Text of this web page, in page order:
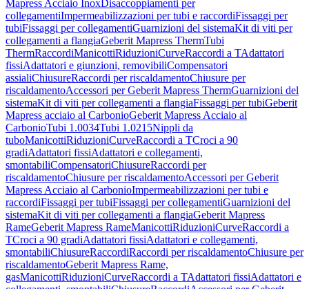
Mapress Acciaio InoxDisaccoppiamenti per
collegamentiImpermeabilizzazioni per tubi e raccordiFissaggi per
tubiFissaggi per collegamentiGuarnizioni del sistemaKit di viti per
collegamenti a flangiaGeberit Mapress ThermTubi
ThermRaccordiManicottiRiduzioniCurveRaccordi a TAdattatori
fissiAdattatori e giunzioni, removibiliCompensatori
assialiChiusureRaccordi per riscaldamentoChiusure per
riscaldamentoAccessori per Geberit Mapress ThermGuarnizioni del
sistemaKit di viti per collegamenti a flangiaFissaggi per tubiGeberit
Mapress acciaio al CarbonioGeberit Mapress Acciaio al
CarbonioTubi 1.0034Tubi 1.0215Nippli da
tuboManicottiRiduzioniCurveRaccordi a TCroci a 90
gradiAdattatori fissiAdattatori e collegamenti,
smontabiliCompensatoriChiusureRaccordi per
riscaldamentoChiusure per riscaldamentoAccessori per Geberit
Mapress Acciaio al CarbonioImpermeabilizzazioni per tubi e
raccordiFissaggi per tubiFissaggi per collegamentiGuarnizioni del
sistemaKit di viti per collegamenti a flangiaGeberit Mapress
RameGeberit Mapress RameManicottiRiduzioniCurveRaccordi a
TCroci a 90 gradiAdattatori fissiAdattatori e collegamenti,
smontabiliChiusureRaccordiRaccordi per riscaldamentoChiusure per
riscaldamentoGeberit Mapress Rame,
gasManicottiRiduzioniCurveRaccordi a TAdattatori fissiAdattatori e